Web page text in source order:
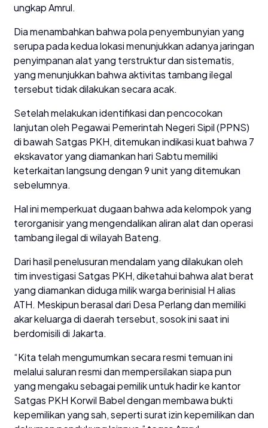
ungkap Amrul.
Dia menambahkan bahwa pola penyembunyian yang
serupa pada kedua lokasi menunjukkan adanya jaringan
penyimpanan alat yang terstruktur dan sistematis,
yang menunjukkan bahwa aktivitas tambang ilegal
tersebut tidak dilakukan secara acak.
Setelah melakukan identifikasi dan pencocokan
lanjutan oleh Pegawai Pemerintah Negeri Sipil (PPNS)
di bawah Satgas PKH, ditemukan indikasi kuat bahwa 7
ekskavator yang diamankan hari Sabtu memiliki
keterkaitan langsung dengan 9 unit yang ditemukan
sebelumnya.
Hal ini memperkuat dugaan bahwa ada kelompok yang
terorganisir yang mengendalikan aliran alat dan operasi
tambang ilegal di wilayah Bateng.
Dari hasil penelusuran mendalam yang dilakukan oleh
tim investigasi Satgas PKH, diketahui bahwa alat berat
yang diamankan diduga milik warga berinisial H alias
ATH. Meskipun berasal dari Desa Perlang dan memiliki
akar keluarga di daerah tersebut, sosok ini saat ini
berdomisili di Jakarta.
“Kita telah mengumumkan secara resmi temuan ini
melalui saluran resmi dan mempersilakan siapa pun
yang mengaku sebagai pemilik untuk hadir ke kantor
Satgas PKH Korwil Babel dengan membawa bukti
kepemilikan yang sah, seperti surat izin kepemilikan dan